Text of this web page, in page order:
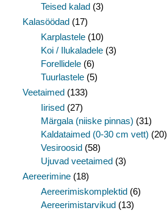
Teised kalad (3)
Kalasöödad (17)
Karplastele (10)
Koi / Ilukaladele (3)
Forellidele (6)
Tuurlastele (5)
Veetaimed (133)
Iirised (27)
Märgala (niiske pinnas) (31)
Kaldataimed (0-30 cm vett) (20)
Vesiroosid (58)
Ujuvad veetaimed (3)
Aereerimine (18)
Aereerimiskomplektid (6)
Aereerimistarvikud (13)